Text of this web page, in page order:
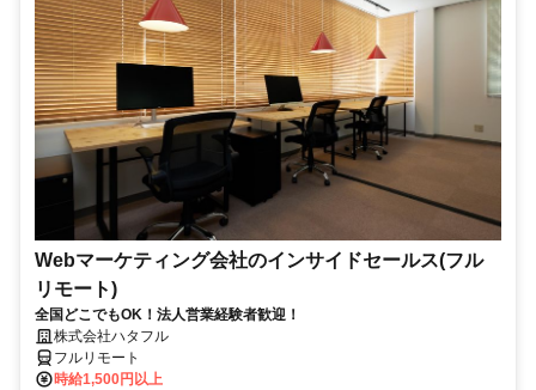
Webマーケティング会社のインサイドセールス(フル
リモート)
全国どこでもOK！法人営業経験者歓迎！
株式会社ハタフル
フルリモート
時給1,500円以上